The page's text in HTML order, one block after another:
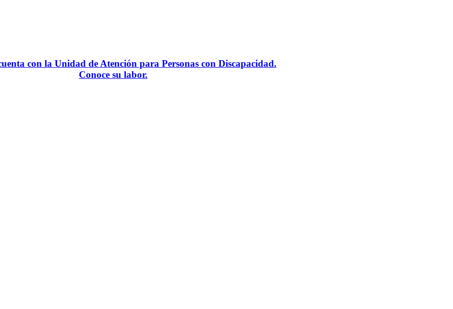
con la Unidad de Atención para Personas con Discapacidad.
Conoce su labor.